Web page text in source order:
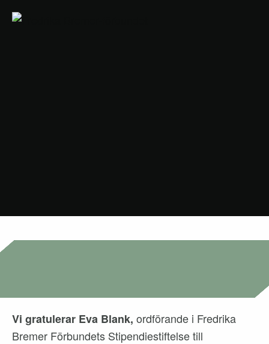
Vi gratulerar Eva Blank, ordförande i Fredrika
Bremer Förbundets Stipendiestiftelse till